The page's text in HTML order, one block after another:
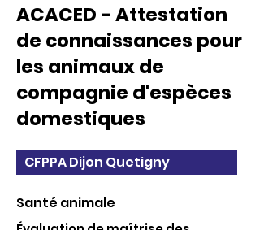
ACACED - Attestation
de connaissances pour
les animaux de
compagnie d'espèces
domestiques
CFPPA Dijon Quetigny
Santé animale